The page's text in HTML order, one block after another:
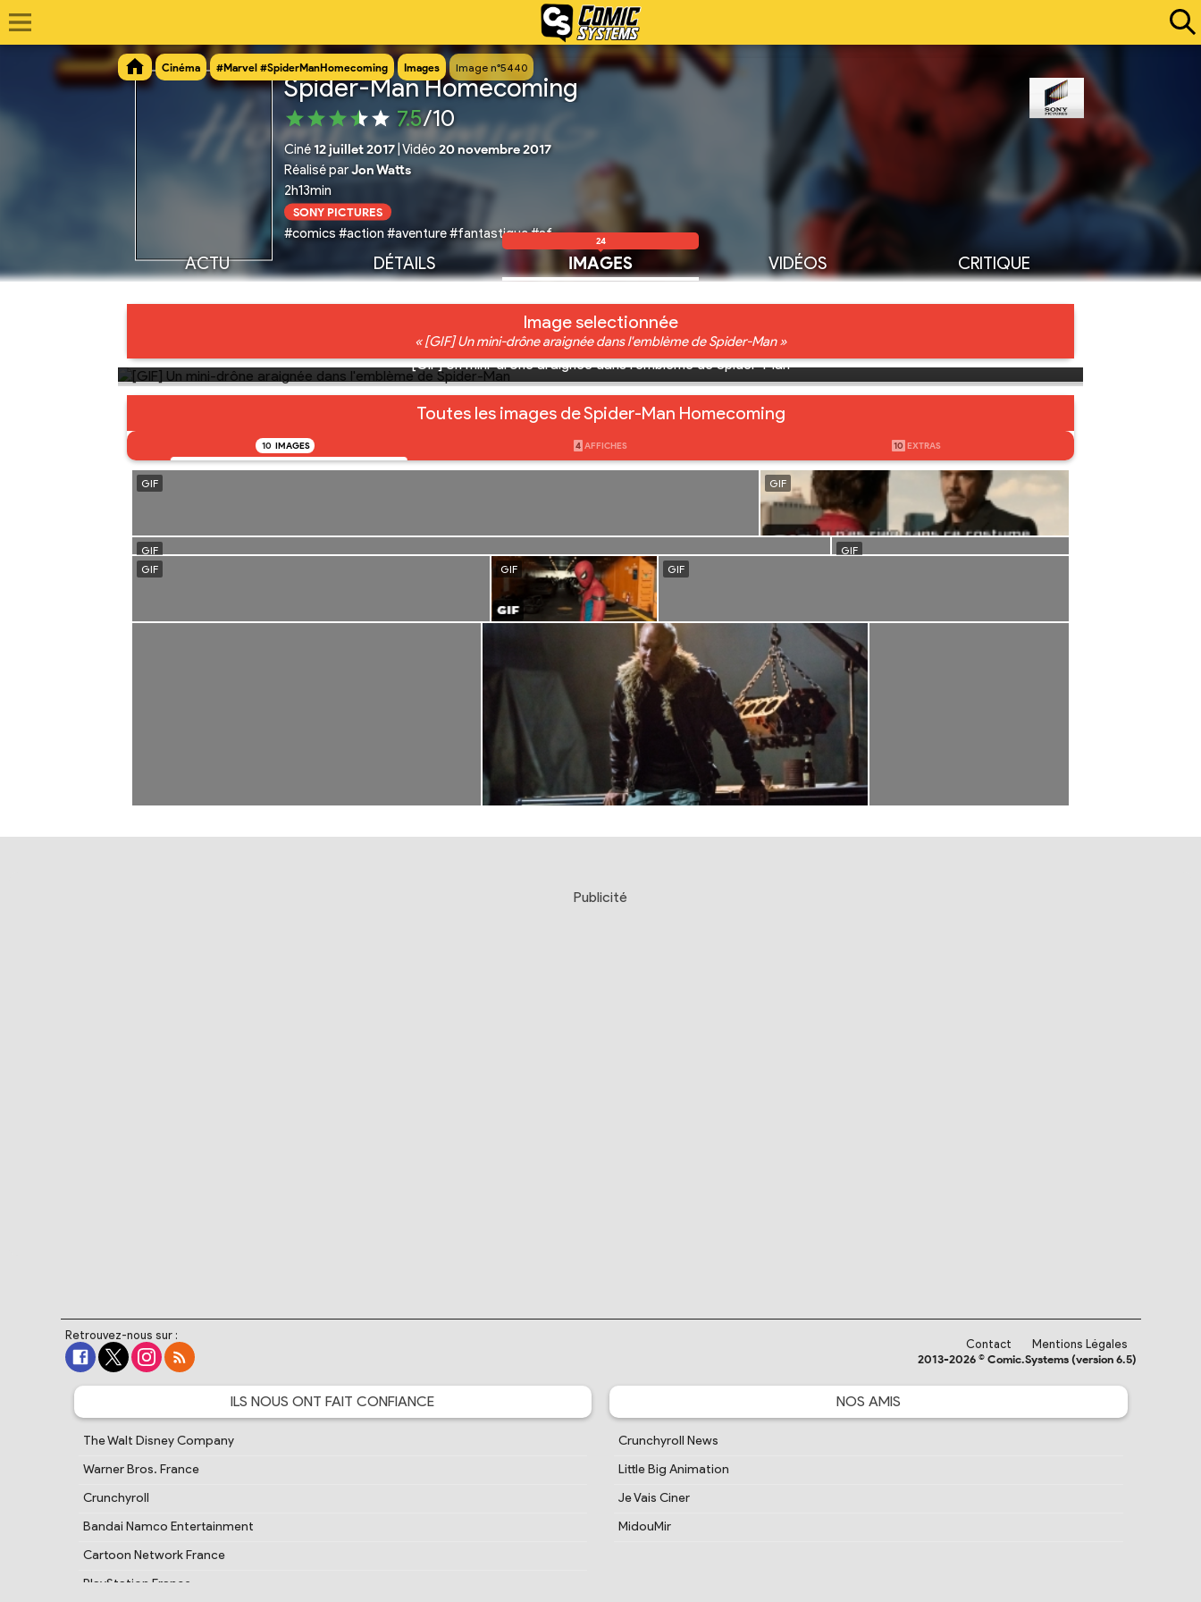
Cinéma #Marvel #SpiderManHomecoming Images Image n°5440
Spider-Man Homecoming
7.5/10
Ciné12 juillet 2017 Vidéo20 novembre 2017
Réalisé parJon Watts
2h13min
SONY PICTURES
#comics #action #aventure #fantastique #sf
ACTU DÉTAILS IMAGES
24
VIDÉOS CRITIQUE
Image selectionnée
« [GIF] Un mini-drône araignée dans l'emblème de Spider-Man »
[GIF] Un mini-drône araignée dans l'emblème de Spider-Man
Toutes les images de Spider-Man Homecoming
10 IMAGES 4 AFFICHES 10 EXTRAS
Publicité
Retrouvez-nous sur :
Contact
Mentions Légales
2013-2026 © Comic.Systems (version 6.5)
ILS NOUS ONT FAIT CONFIANCE
The Walt Disney Company
Warner Bros. France
Crunchyroll
Bandai Namco Entertainment
Cartoon Network France
PlayStation France
NOS AMIS
Crunchyroll News
Little Big Animation
Je Vais Ciner
MidouMir